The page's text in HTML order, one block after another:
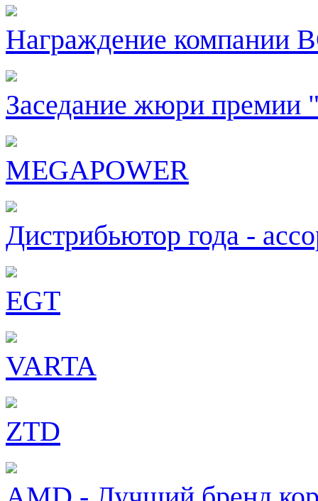
Награждение компании
Заседание жюри премии
MEGAPOWER
Дистрибьютор года -
EGT
VARTA
ZTD